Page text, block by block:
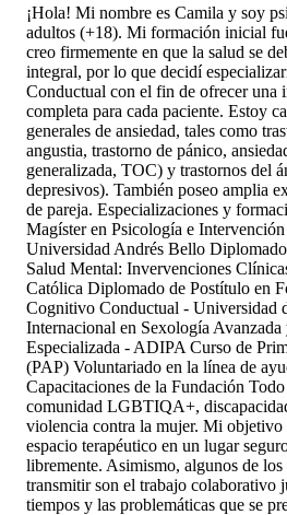
¡Hola! Mi nombre es Camila y soy
adultos (+18). Mi formación inicial
creo firmemente en que la salud se
integral, por lo que decidí
Conductual con el fin de ofrecer una
completa para cada paciente. Estoy
generales de ansiedad, tales como
angustia, trastorno de pánico,
generalizada, TOC) y trastornos del
depresivos). También poseo amplia
de pareja. Especializaciones y
Magíster en Psicología e
Universidad Andrés Bello
Salud Mental: Invervenciones
Católica Diplomado de Postítulo en
Cognitivo Conductual - Universidad
Internacional en Sexología Avanzada
Especializada - ADIPA Curso de
(PAP) Voluntariado en la línea de
Capacitaciones de la Fundación
comunidad LGBTIQA+,
violencia contra la mujer. Mi
espacio terapéutico en un lugar
libremente. Asimismo, algunos de los
transmitir son el trabajo colaborativo
tiempos y las problemáticas que se